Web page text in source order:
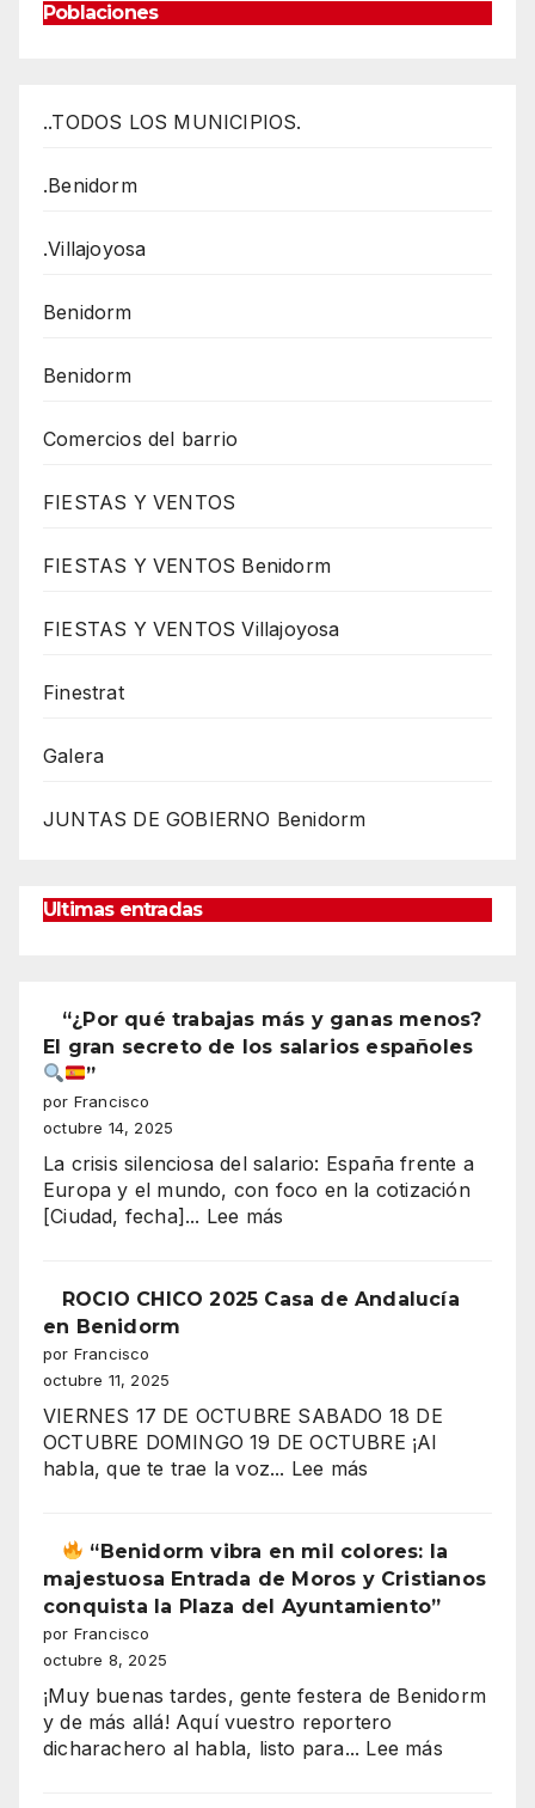
Poblaciones
..TODOS LOS MUNICIPIOS.
.Benidorm
.Villajoyosa
Benidorm
Benidorm
Comercios del barrio
FIESTAS Y VENTOS
FIESTAS Y VENTOS Benidorm
FIESTAS Y VENTOS Villajoyosa
Finestrat
Galera
JUNTAS DE GOBIERNO Benidorm
Ultimas entradas
“¿Por qué trabajas más y ganas menos?
El gran secreto de los salarios españoles
”
por Francisco
octubre 14, 2025
La crisis silenciosa del salario: España frente a
Europa y el mundo, con foco en la cotización
[Ciudad, fecha]... Lee más
trabajas
El
gran
secreto
salarios
españoles
ROCIO CHICO 2025 Casa de Andalucía
en Benidorm
por Francisco
octubre 11, 2025
VIERNES 17 DE OCTUBRE SABADO 18 DE
OCTUBRE DOMINGO 19 DE OCTUBRE ¡Al
habla, que te trae la voz... Lee más
2025
Casa
de
“Benidorm vibra en mil colores: la
majestuosa Entrada de Moros y Cristianos
conquista la Plaza del Ayuntamiento”
por Francisco
octubre 8, 2025
¡Muy buenas tardes, gente festera de Benidorm
y de más allá! Aquí vuestro reportero
dicharachero al habla, listo para... Lee más: